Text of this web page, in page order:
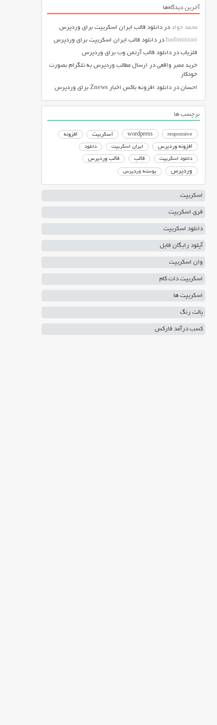
آخرین دیدگاه‌ها
محمد جواد در دانلود قالب ایران اسکریپت برای وردپرس
hadimirzari در دانلود قالب ایران اسکریپت برای وردپرس
فلزیاب در دانلود قالب آرتمن وب برای وردپرس
خرید ممبر واقعی در ارسال مطالب وردپرس به تلگرام بصورت
خودکار
احسان در دانلود افزونه باکس اخبار Znews برای وردپرس
برچسب ها
responsive
wordpress اسکریپت
افزونه
افزونه وردپرس
ایران اسکریپت دانلود
دانلود اسکریپت قالب قالب وردپرس
وردپرس پوسته وردپرس
اسکریپت
فری اسکریپت
دانلود اسکریپت
آپلود رایگان فایل
وان اسکریپت
اسکریپت دات کام
اسکریپت ها
پالت رنگ
کسب درآمد فارکس